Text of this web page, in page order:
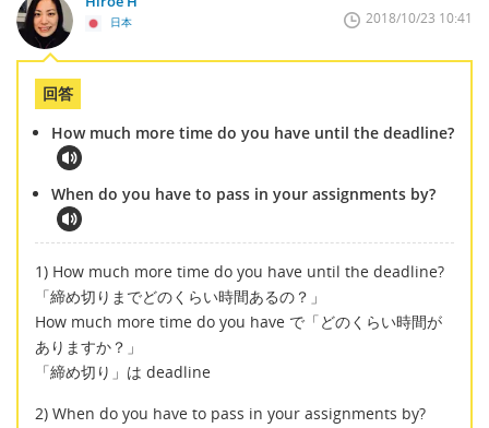
日本 2018/10/23 10:41
回答
How much more time do you have until the deadline?
When do you have to pass in your assignments by?
1) How much more time do you have until the deadline?
「締め切りまでどのくらい時間あるの？」
How much more time do you have で「どのくらい時間が
ありますか？」
「締め切り」は deadline
2) When do you have to pass in your assignments by?